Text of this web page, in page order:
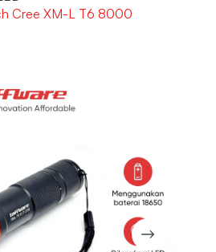
Cree XM-L T6 8000